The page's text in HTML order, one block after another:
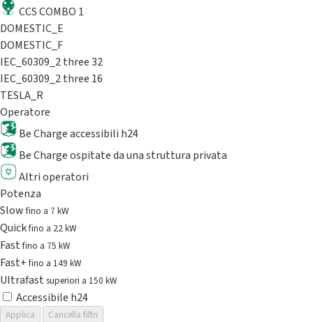
CCS COMBO 1
DOMESTIC_E
DOMESTIC_F
IEC_60309_2 three 32
IEC_60309_2 three 16
TESLA_R
Operatore
Be Charge accessibili h24
Be Charge ospitate da una struttura privata
Altri operatori
Potenza
Slowfino a 7 kW
Quickfino a 22 kW
Fastfino a 75 kW
Fast+fino a 149 kW
Ultrafast superiori a 150 kW
Accessibile h24
Applica
Cancella filtri